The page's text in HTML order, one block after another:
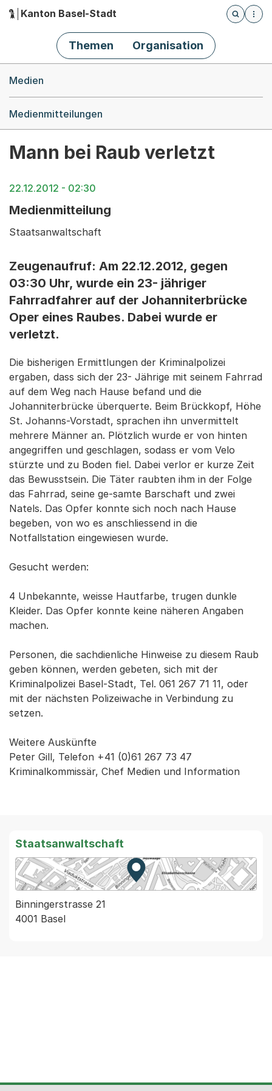
Hauptnavigation
Kanton Basel-Stadt
Öffnet
Themen Organisation
Medien
Medienmitteilungen
Mann bei Raub verletzt
22.12.2012 - 02:30
Medienmitteilung
Staatsanwaltschaft
Zeugenaufruf: Am 22.12.2012, gegen
03:30 Uhr, wurde ein 23- jähriger
Fahrradfahrer auf der Johanniterbrücke
Oper eines Raubes. Dabei wurde er
verletzt.
Die bisherigen Ermittlungen der Kriminalpolizei
ergaben, dass sich der 23- Jährige mit seinem Fahrrad
auf dem Weg nach Hause befand und die
Johanniterbrücke überquerte. Beim Brückkopf, Höhe
St. Johanns-Vorstadt, sprachen ihn unvermittelt
mehrere Männer an. Plötzlich wurde er von hinten
angegriffen und geschlagen, sodass er vom Velo
stürzte und zu Boden fiel. Dabei verlor er kurze Zeit
das Bewusstsein. Die Täter raubten ihm in der Folge
das Fahrrad, seine ge-samte Barschaft und zwei
Natels. Das Opfer konnte sich noch nach Hause
begeben, von wo es anschliessend in die
Notfallstation eingewiesen wurde.
Gesucht werden:
4 Unbekannte, weisse Hautfarbe, trugen dunkle
Kleider. Das Opfer konnte keine näheren Angaben
machen.
Personen, die sachdienliche Hinweise zu diesem Raub
geben können, werden gebeten, sich mit der
Kriminalpolizei Basel-Stadt, Tel. 061 267 71 11, oder
mit der nächsten Polizeiwache in Verbindung zu
setzen.
Weitere Auskünfte
Peter Gill, Telefon +41 (0)61 267 73 47
Kriminalkommissär, Chef Medien und Information
Staatsanwaltschaft
Zur Karte von MapBS.
Externer Link, wird in einem
Binningerstrasse 21
4001 Basel